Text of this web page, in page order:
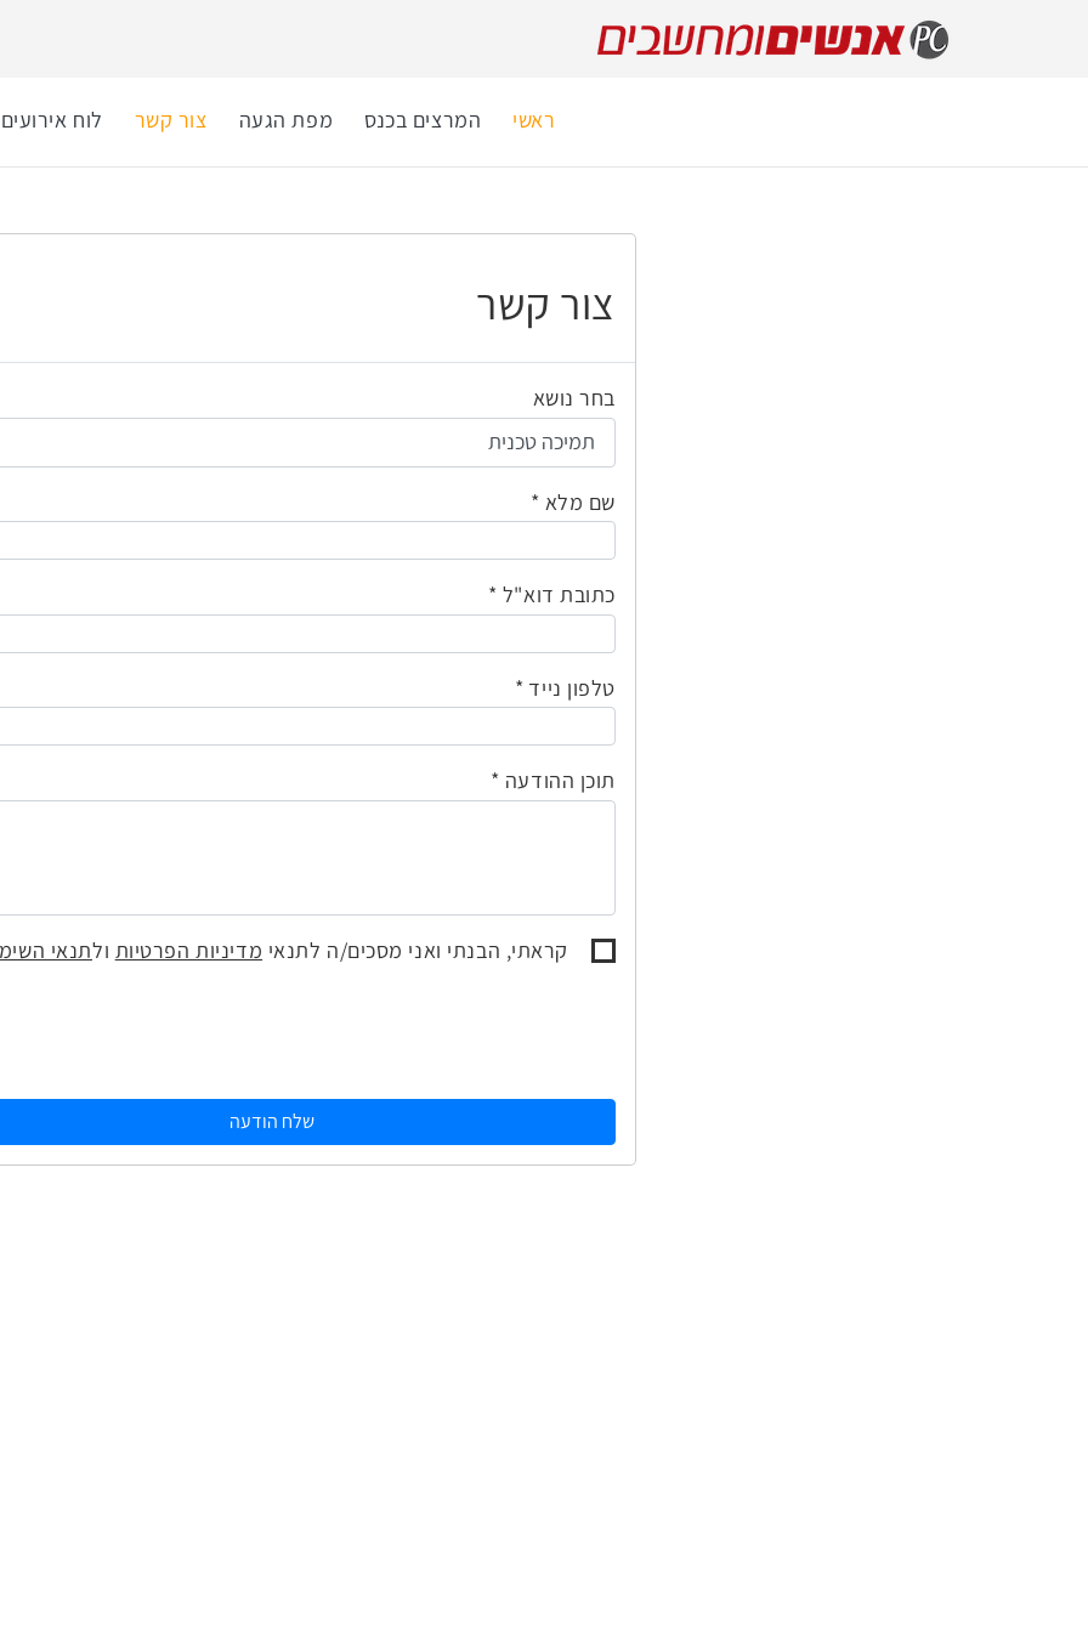
ראשי המרצים בכנס מפת הגעה צור קשר לוח אירועים
צור קשר
בחר נושא
שם מלא
כתובת דוא"ל
טלפון נייד
תוכן ההודעה
קראתי, הבנתי ואני מסכים/ה לתנאי מדיניות הפרטיות ולתנאי